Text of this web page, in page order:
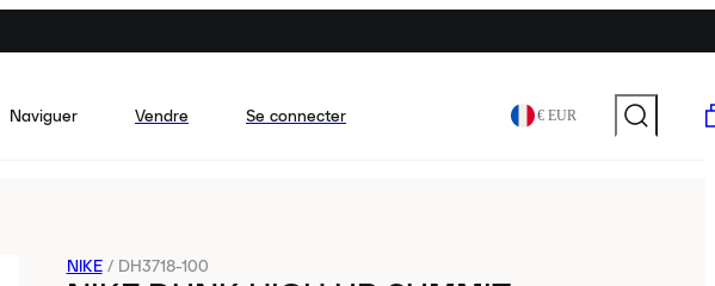
Naviguer Vendre Se connecter € EUR
NIKE / DH3718-100